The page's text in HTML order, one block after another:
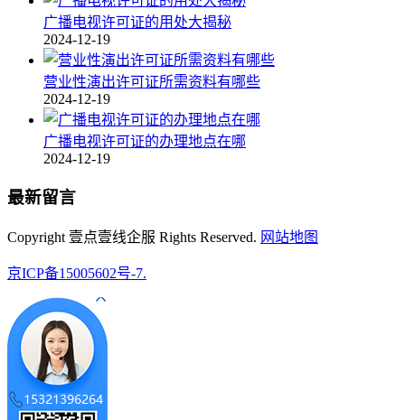
广播电视许可证的用处大揭秘
2024-12-19
营业性演出许可证所需资料有哪些
2024-12-19
广播电视许可证的办理地点在哪
2024-12-19
最新留言
Copyright 壹点壹线企服 Rights Reserved. 网站地图
京ICP备15005602号-7.